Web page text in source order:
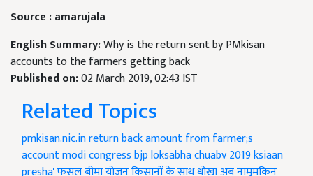
Source : amarujala
English Summary:Why is the return sent by PMkisan
accounts to the farmers getting back
Published on:02 March 2019, 02:43 IST
Related Topics
pmkisan.nic.inreturn back amount from farmer;s
accountmodicongressbjploksabha chuabv 2019ksiaan